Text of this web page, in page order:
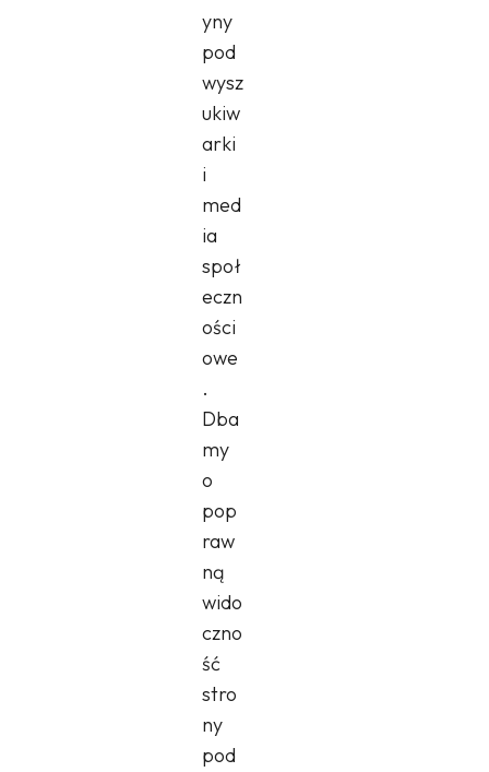
yny
pod
wysz
ukiw
arki
i
med
ia
społ
eczn
ości
owe
.
Dba
my
o
pop
raw
ną
wido
czno
ść
stro
ny
pod